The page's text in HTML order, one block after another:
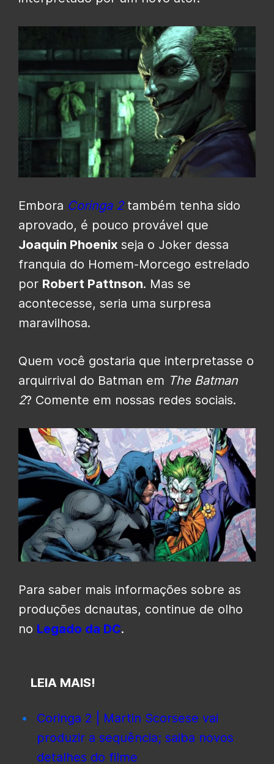
Embora Coringa 2 também tenha sido
aprovado, é pouco provável que
Joaquin Phoenix seja o Joker dessa
franquia do Homem-Morcego estrelado
por Robert Pattnson. Mas se
acontecesse, seria uma surpresa
maravilhosa.
Quem você gostaria que interpretasse o
arquirrival do Batman em The Batman
2? Comente em nossas redes sociais.
Para saber mais informações sobre as
produções dcnautas, continue de olho
no Legado da DC.
LEIA MAIS!
Coringa 2 | Martin Scorsese vai
produzir a sequência; saiba novos
detalhes do filme